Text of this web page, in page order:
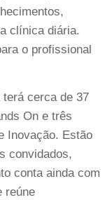
clínica diária.
o profissional
cerca de 37
On e três
Inovação. Estão
convidados,
conta ainda com
reúne